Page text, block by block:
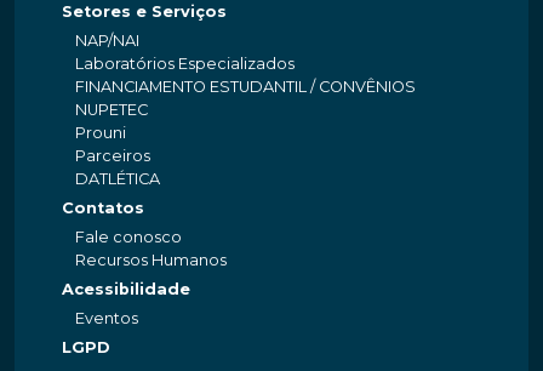
Setores e Serviços
NAP/NAI
Laboratórios Especializados
FINANCIAMENTO ESTUDANTIL / CONVÊNIOS
NUPETEC
Prouni
Parceiros
DATLÉTICA
Contatos
Fale conosco
Recursos Humanos
Acessibilidade
Eventos
LGPD